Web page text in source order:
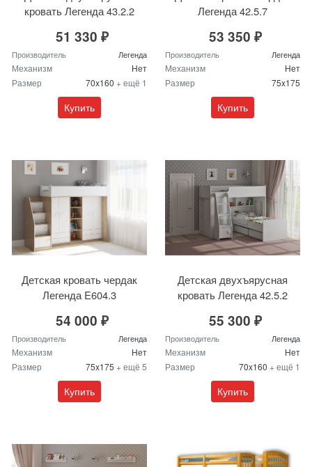
кровать Легенда 43.2.2
51 330 ₽
Производитель Легенда
Механизм
Нет
Размер
70x160 + ещё 1
Купить
Легенда 42.5.7
53 350 ₽
Производитель Легенда
Механизм
Нет
Размер
75x175
Купить
Детская кровать чердак
Легенда E604.3
54 000 ₽
Производитель Легенда
Механизм
Нет
Размер
75x175 + ещё 5
Купить
Детская двухъярусная
кровать Легенда 42.5.2
55 300 ₽
Производитель Легенда
Механизм
Нет
Размер
70x160 + ещё 1
Купить